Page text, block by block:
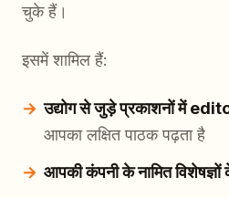
चुके हैं।
इसमें शामिल हैं:
उद्योग से जुड़े प्रकाशनों में
आपका लक्षित पाठक पढ़ता है
आपकी कंपनी के नामित विशेषज्ञों